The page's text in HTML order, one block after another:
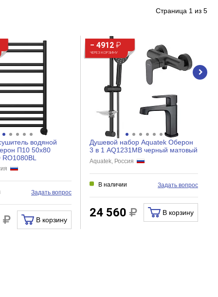
вероятность
его
Страница 1 из 5
водяной
П10 50x80
Задать вопрос
В корзину
− 4912 ₽
ЧЕРЕЗ КОРЗИНУ
Душевой набор Aquatek Оберон
3 в 1 AQ1231MB черный матовый
Aquatek, Россия
В наличии Задать вопрос
24 560 В корзину